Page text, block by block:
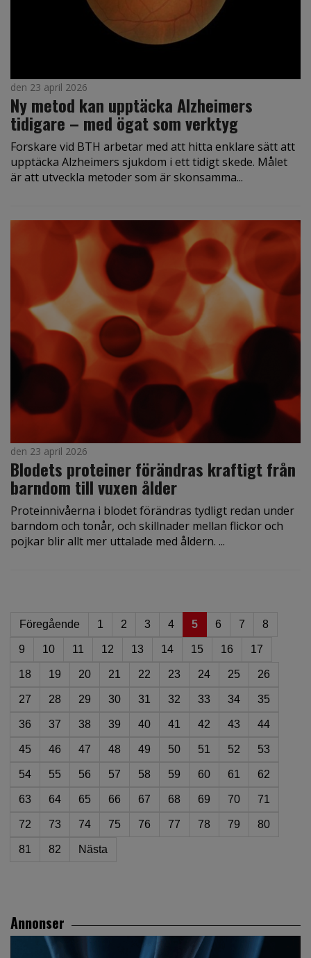
den 23 april 2026
Ny metod kan upptäcka Alzheimers
tidigare – med ögat som verktyg
Forskare vid BTH arbetar med att hitta enklare sätt att
upptäcka Alzheimers sjukdom i ett tidigt skede. Målet
är att utveckla metoder som är skonsamma...
den 23 april 2026
Blodets proteiner förändras kraftigt från
barndom till vuxen ålder
Proteinnivåerna i blodet förändras tydligt redan under
barndom och tonår, och skillnader mellan flickor och
pojkar blir allt mer uttalade med åldern. ...
Föregående 1 2 3 4 5 6 7 8
9 10 11 12 13 14 15 16 17
18 19 20 21 22 23 24 25 26
27 28 29 30 31 32 33 34 35
36 37 38 39 40 41 42 43 44
45 46 47 48 49 50 51 52 53
54 55 56 57 58 59 60 61 62
63 64 65 66 67 68 69 70 71
72 73 74 75 76 77 78 79 80
81 82 Nästa
Annonser